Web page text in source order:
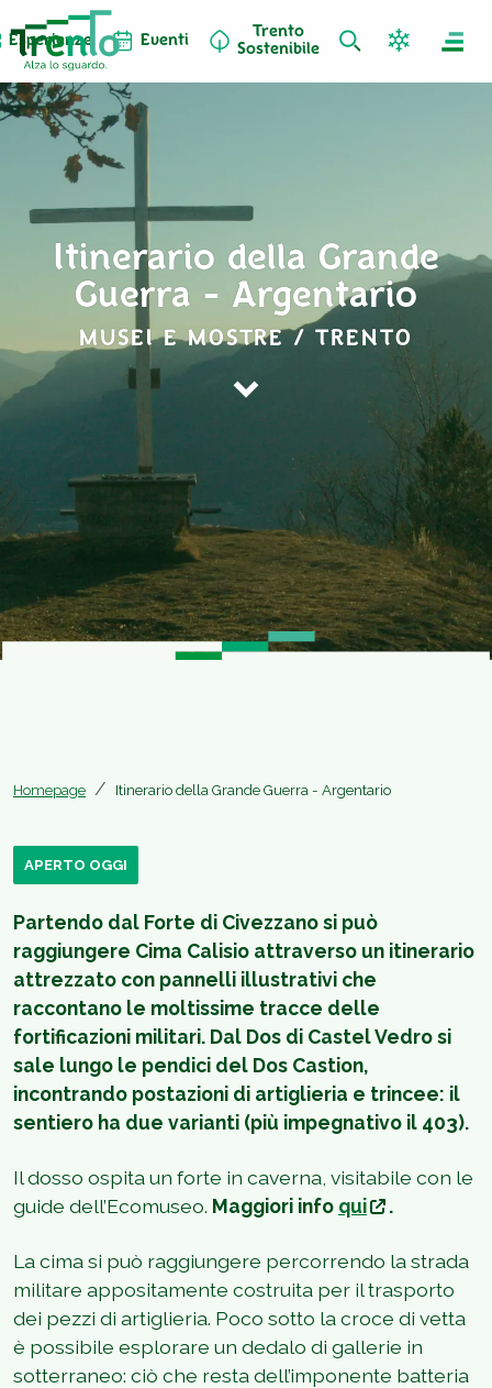
Esperienze Eventi
Trento
Sostenibile
Itinerario della Grande
Guerra - Argentario
MUSEI E MOSTRE / TRENTO
Homepage Itinerario della Grande Guerra - Argentario
APERTO OGGI
Partendo dal Forte di Civezzano si può
raggiungere Cima Calisio attraverso un itinerario
attrezzato con pannelli illustrativi che
raccontano le moltissime tracce delle
fortificazioni militari. Dal Dos di Castel Vedro si
sale lungo le pendici del Dos Castion,
incontrando postazioni di artiglieria e trincee: il
sentiero ha due varianti (più impegnativo il 403).
Il dosso ospita un forte in caverna, visitabile con le
guide dell’Ecomuseo. Maggiori info qui .
La cima si può raggiungere percorrendo la strada
militare appositamente costruita per il trasporto
dei pezzi di artiglieria. Poco sotto la croce di vetta
è possibile esplorare un dedalo di gallerie in
sotterraneo: ciò che resta dell’imponente batteria